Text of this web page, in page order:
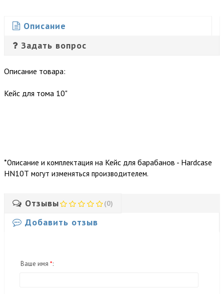
Описание
Задать вопрос
Описание товара:
Кейс для тома 10"
*Описание и комплектация на Кейс для барабанов - Hardcase
HN10T могут изменяться производителем.
Отзывы (0)
Добавить отзыв
Ваше имя *: